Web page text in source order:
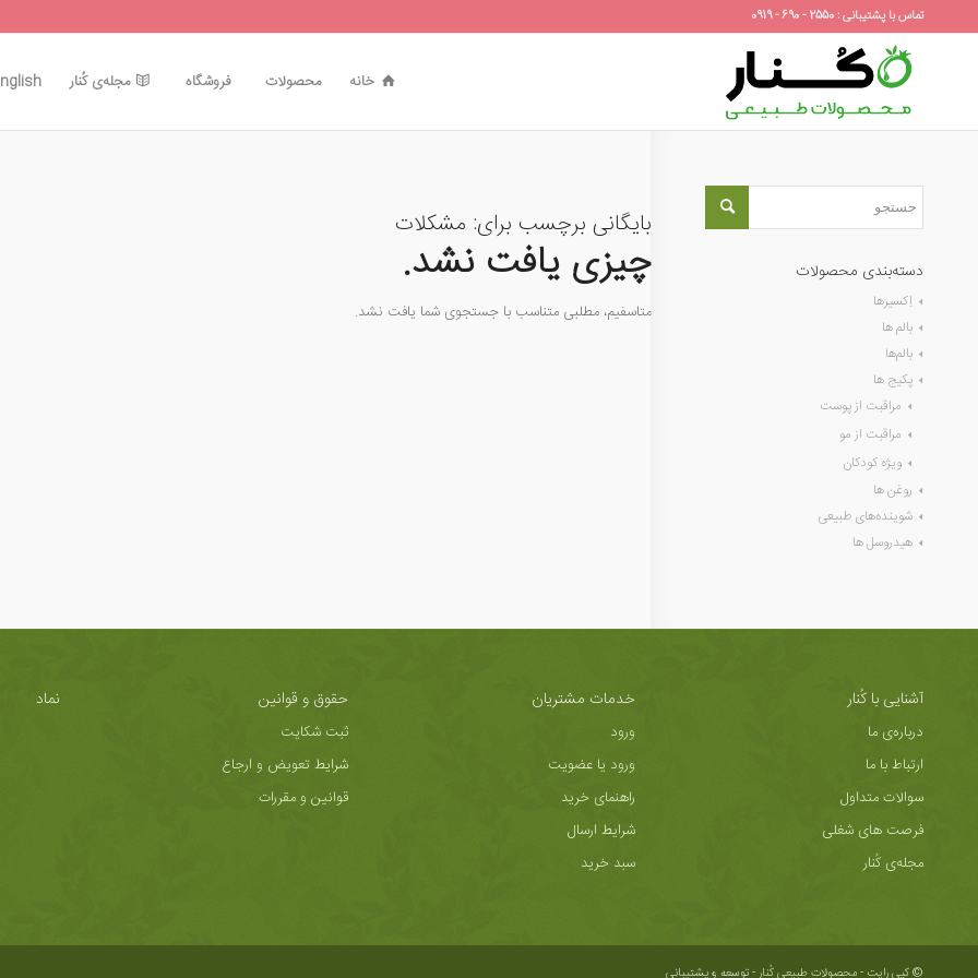
تماس با پشتیبانی : 2550 - 690 - 0919
خانه محصولات فروشگاه مجله‌ی کُنار
بایگانی برچسب برای: مشکلات
چیزی یافت نشد.
متاسفیم، مطلبی متناسب با جستجوی شما یافت نشد.
دسته‌بندی محصولات
اِکسیرها
بالم ها
بالم‌ها
پکیج ها
مراقبت از پوست
مراقبت از مو
ویژه کودکان
روغن ها
شوینده‌های طبیعی
هیدروسل ها
آشنایی با کُنار
درباره‌ی ما
ارتباط با ما
سوالات متداول
فرصت های شغلی
مجله‌ی کُنار
خدمات مشتریان
ورود
ورود یا عضویت
راهنمای خرید
شرایط ارسال
سبد خرید
حقوق و قوانین
ثبت شکایت
شرایط تعویض و ارجاع
قوانین و مقررات
نماد
© کپی رایت - محصولات طبیعی کُنار -توسعه و پشتیبانی